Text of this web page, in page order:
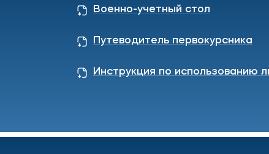
Военно-учетный стол
Путеводитель первокурсника
Инструкция по использованию